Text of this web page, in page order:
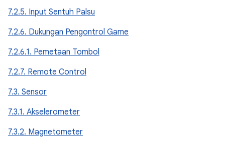
7.2.5. Input Sentuh Palsu
7.2.6. Dukungan Pengontrol Game
7.2.6.1. Pemetaan Tombol
7.2.7. Remote Control
7.3. Sensor
7.3.1. Akselerometer
7.3.2. Magnetometer